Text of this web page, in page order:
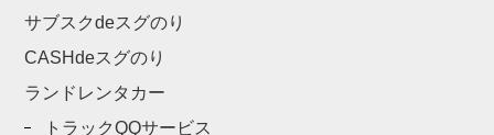
サブスクdeスグのり
CASHdeスグのり
ランドレンタカー
トラックQQサービス